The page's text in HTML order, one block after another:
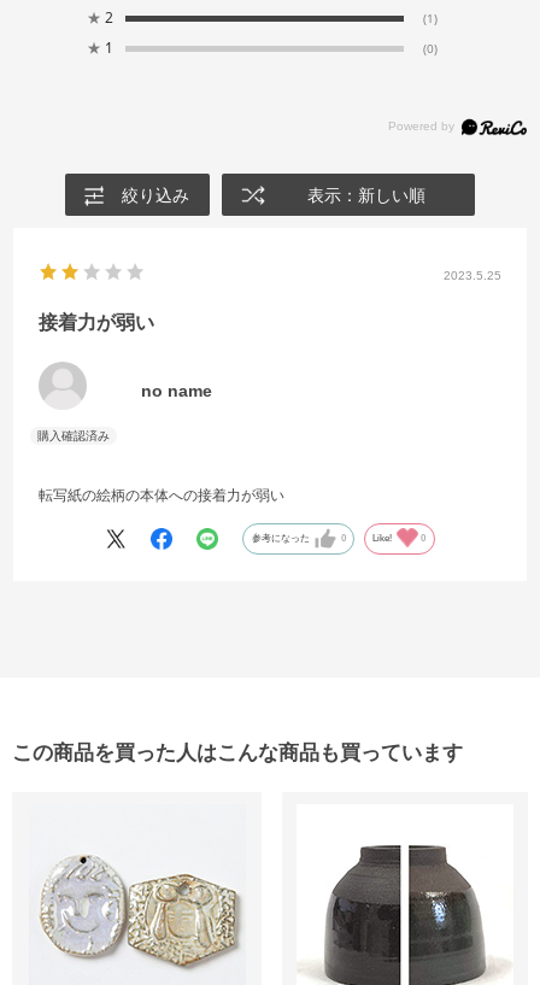
★ 2 (1)
★ 1 (0)
絞り込み 表示：新しい順
2023.5.25
接着力が弱い
no name
転写紙の絵柄の本体への接着力が弱い
参考になった 0 Like! 0
この商品を買った人はこんな商品も買っています